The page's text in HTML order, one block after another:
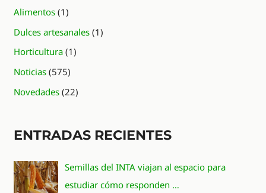
Alimentos (1)
Dulces artesanales (1)
Horticultura (1)
Noticias (575)
Novedades (22)
ENTRADAS RECIENTES
Semillas del INTA viajan al espacio para
estudiar cómo responden …